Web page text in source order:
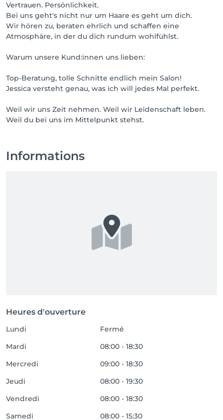
Vertrauen. Persönlichkeit.
Bei uns geht's nicht nur um Haare es geht um dich.
Wir hören zu, beraten ehrlich und schaffen eine
Atmosphäre, in der du dich rundum wohlfühlst.
Warum unsere Kund:innen uns lieben:
Top-Beratung, tolle Schnitte endlich mein Salon!
Jessica versteht genau, was ich will jedes Mal perfekt.
Weil wir uns Zeit nehmen. Weil wir Leidenschaft leben.
Weil du bei uns im Mittelpunkt stehst.
Informations
Heures d'ouverture
Lundi
Fermé
Mardi
08:00 - 18:30
Mercredi
09:00 - 18:30
Jeudi
08:00 - 19:30
Vendredi
08:00 - 18:30
Samedi
08:00 - 15:30